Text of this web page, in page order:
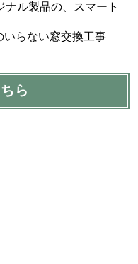
ル製品の、スマート
いらない窓交換工事
ら